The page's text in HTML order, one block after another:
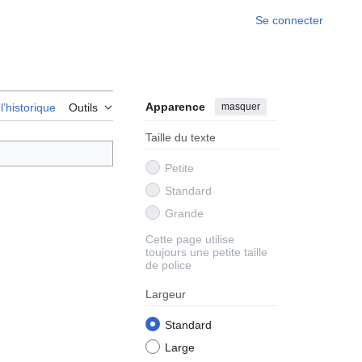
Se connecter
Outils Apparence masquer
Taille du texte
Petite
Standard
Grande
Cette page utilise
toujours une petite taille
de police
Largeur
Standard
Large